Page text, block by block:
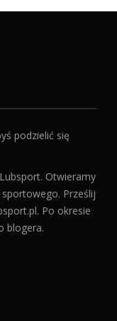
podzielić się
Otwieramy
Prześlij
. Po okresie
blogera.